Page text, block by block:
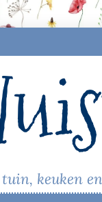
keuken